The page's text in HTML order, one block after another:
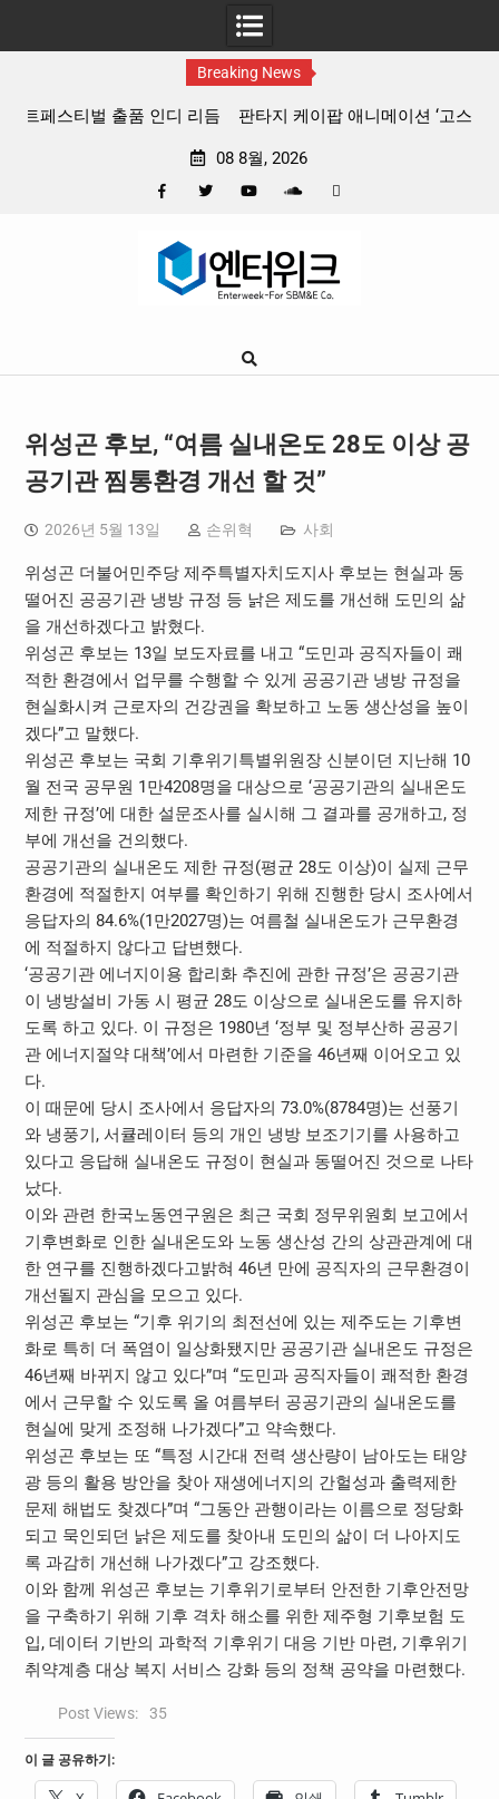
Breaking News
판타지 케이팝 애니메이션 ‘고스트밴드’ 8월 26일(수) 개봉
08 8월, 2026
Google
위성곤 후보, “여름 실내온도 28도 이상 공
공기관 찜통환경 개선 할 것”
2026년 5월 13일 손위혁 사회
위성곤 더불어민주당 제주특별자치도지사 후보는 현실과 동
떨어진 공공기관 냉방 규정 등 낡은 제도를 개선해 도민의 삶
을 개선하겠다고 밝혔다.
위성곤 후보는 13일 보도자료를 내고 “도민과 공직자들이 쾌
적한 환경에서 업무를 수행할 수 있게 공공기관 냉방 규정을
현실화시켜 근로자의 건강권을 확보하고 노동 생산성을 높이
겠다”고 말했다.
위성곤 후보는 국회 기후위기특별위원장 신분이던 지난해 10
월 전국 공무원 1만4208명을 대상으로 ‘공공기관의 실내온도
제한 규정’에 대한 설문조사를 실시해 그 결과를 공개하고, 정
부에 개선을 건의했다.
공공기관의 실내온도 제한 규정(평균 28도 이상)이 실제 근무
환경에 적절한지 여부를 확인하기 위해 진행한 당시 조사에서
응답자의 84.6%(1만2027명)는 여름철 실내온도가 근무환경
에 적절하지 않다고 답변했다.
‘공공기관 에너지이용 합리화 추진에 관한 규정’은 공공기관
이 냉방설비 가동 시 평균 28도 이상으로 실내온도를 유지하
도록 하고 있다. 이 규정은 1980년 ‘정부 및 정부산하 공공기
관 에너지절약 대책’에서 마련한 기준을 46년째 이어오고 있
다.
이 때문에 당시 조사에서 응답자의 73.0%(8784명)는 선풍기
와 냉풍기, 서큘레이터 등의 개인 냉방 보조기기를 사용하고
있다고 응답해 실내온도 규정이 현실과 동떨어진 것으로 나타
났다.
이와 관련 한국노동연구원은 최근 국회 정무위원회 보고에서
기후변화로 인한 실내온도와 노동 생산성 간의 상관관계에 대
한 연구를 진행하겠다고밝혀 46년 만에 공직자의 근무환경이
개선될지 관심을 모으고 있다.
위성곤 후보는 “기후 위기의 최전선에 있는 제주도는 기후변
화로 특히 더 폭염이 일상화됐지만 공공기관 실내온도 규정은
46년째 바뀌지 않고 있다”며 “도민과 공직자들이 쾌적한 환경
에서 근무할 수 있도록 올 여름부터 공공기관의 실내온도를
현실에 맞게 조정해 나가겠다”고 약속했다.
위성곤 후보는 또 “특정 시간대 전력 생산량이 남아도는 태양
광 등의 활용 방안을 찾아 재생에너지의 간헐성과 출력제한
문제 해법도 찾겠다”며 “그동안 관행이라는 이름으로 정당화
되고 묵인되던 낡은 제도를 찾아내 도민의 삶이 더 나아지도
록 과감히 개선해 나가겠다”고 강조했다.
이와 함께 위성곤 후보는 기후위기로부터 안전한 기후안전망
을 구축하기 위해 기후 격차 해소를 위한 제주형 기후보험 도
입, 데이터 기반의 과학적 기후위기 대응 기반 마련, 기후위기
취약계층 대상 복지 서비스 강화 등의 정책 공약을 마련했다.
Post Views: 35
이 글 공유하기: